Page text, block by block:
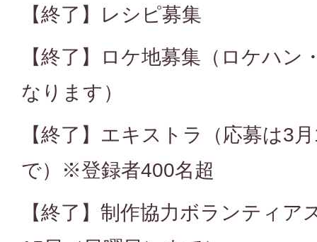
【終了】レシピ募集
【終了】ロケ地募集（ロケハン
なります）
【終了】エキストラ（応募は3
で）※登録者400名超
【終了】制作協力ボランティア